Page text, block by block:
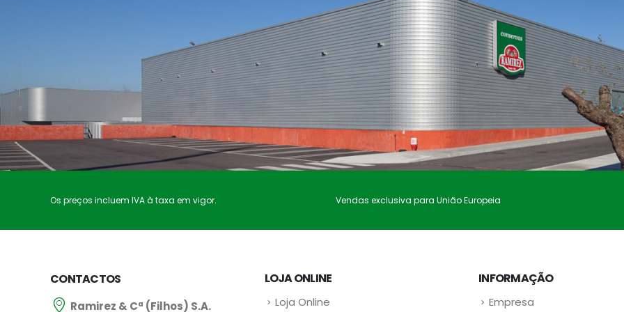
Os preços incluem IVA à taxa em vigor. Vendas exclusiva para União Europeia
CONTACTOS
Ramirez & Cª (Filhos) S.A.
LOJA ONLINE
Loja Online
INFORMAÇÃO
Empresa